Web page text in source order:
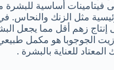
فيتامينات أساسية للبشرة
مثل الزنك والنحاس.
إنتاج زهم أقل مما يجعل
الجوجوبا هو مكمل
المعتاد للعناية بالبشرة .